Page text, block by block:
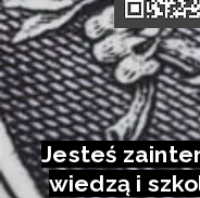
Jesteś
wiedzą i